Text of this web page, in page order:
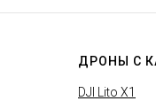
ДРОНЫ С
DJI Lito X1